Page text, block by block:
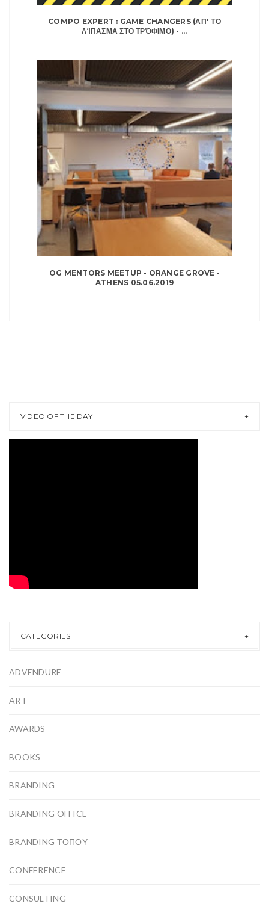
COMPO EXPERT : GAME CHANGERS (ΑΠ' ΤΟ
ΛΊΠΑΣΜΑ ΣΤΟ ΤΡΌΦΙΜΟ) - ...
OG MENTORS MEETUP - ORANGE GROVE -
ATHENS 05.06.2019
VIDEO OF THE DAY
CATEGORIES
ADVENDURE
ART
AWARDS
BOOKS
BRANDING
BRANDING OFFICE
BRANDING ΤΟΠΟΥ
CONFERENCE
CONSULTING